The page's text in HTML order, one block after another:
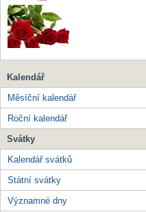
Kalendář
Měsíční kalendář
Roční kalendář
Svátky
Kalendář svátků
Státní svátky
Významné dny